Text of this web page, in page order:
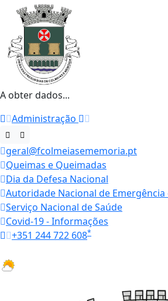
A obter dados...
Administração
geral@fcolmeiasememoria.pt
Queimas e Queimadas
Dia da Defesa Nacional
Autoridade Nacional de Emergência
Serviço Nacional de Saúde
Covid-19 - Informações
+351 244 722 608*